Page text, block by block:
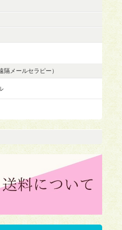
隔メールセラピー）